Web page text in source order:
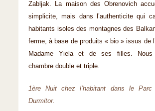
Zabljak. La maison des Obrenovich
simplicite, mais dans l’authenticite qui
habitants isoles des montagnes des
ferme, à base de produits « bio » issus de
Madame Yiela et de ses filles. Nous
chambre double et triple.
1ère Nuit chez l’habitant dans le Parc
Durmitor.